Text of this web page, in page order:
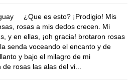
¿Que es esto? ¡Prodigio! Mis
rosas a mis dedos crecen. Mi
y en ellas, ¡oh gracia! brotaron rosas
senda voceando el encanto y de
y bajo el milagro de mi
rosas las alas del vi...